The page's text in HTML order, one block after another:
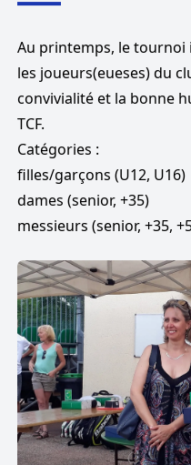
Au printemps, le
les joueurs(eueses) du
convivialité et la bonne
TCF.
Catégories :
filles/garçons (U12, U16)
dames (senior, +35)
messieurs (senior, +35,